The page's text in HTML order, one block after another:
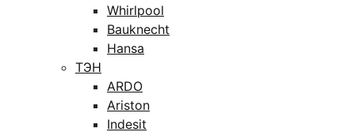
Whirlpool
Bauknecht
Hansa
ТЭН
ARDO
Ariston
Indesit